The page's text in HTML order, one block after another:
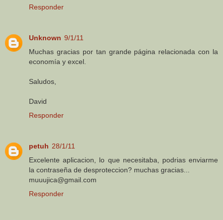
Responder
Unknown 9/1/11
Muchas gracias por tan grande página relacionada con la
economía y excel.
Saludos,
David
Responder
petuh 28/1/11
Excelente aplicacion, lo que necesitaba, podrias enviarme
la contraseña de desproteccion? muchas gracias...
muuujica@gmail.com
Responder